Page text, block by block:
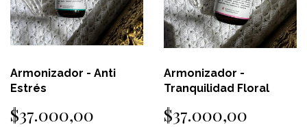
Armonizador - Anti
Estrés
$37.000,00
Armonizador -
Tranquilidad Floral
$37.000,00